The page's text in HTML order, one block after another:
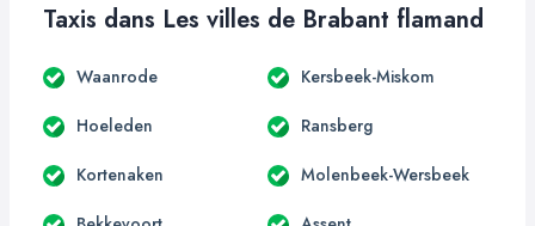
Taxis dans Les villes de Brabant flamand
Waanrode Kersbeek-Miskom
Hoeleden Ransberg
Kortenaken Molenbeek-Wersbeek